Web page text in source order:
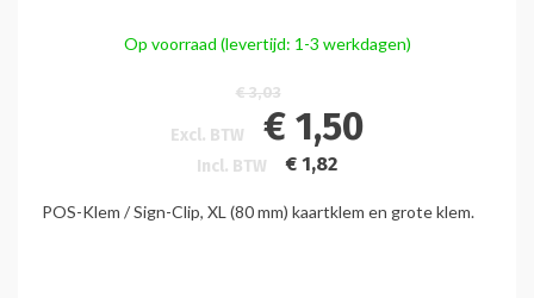
Op voorraad (levertijd: 1-3 werkdagen)
€ 3,03
Excl. BTW € 1,50
Incl. BTW € 1,82
POS-Klem / Sign-Clip, XL (80 mm) kaartklem en grote klem.